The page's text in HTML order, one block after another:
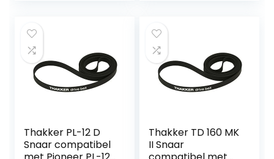
Rubber Riem)
Thakker PL-12 D
Snaar compatibel
Thakker TD 160 MK
II Snaar